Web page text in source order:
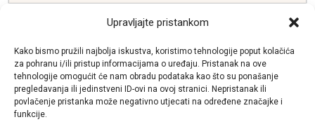
Upravljajte pristankom
Kako bismo pružili najbolja iskustva, koristimo tehnologije poput kolačića
za pohranu i/ili pristup informacijama o uređaju. Pristanak na ove
tehnologije omogućit će nam obradu podataka kao što su ponašanje
pregledavanja ili jedinstveni ID-ovi na ovoj stranici. Nepristanak ili
povlačenje pristanka može negativno utjecati na određene značajke i
funkcije.
SUSTAV ISPUŠNIH PLINOVA